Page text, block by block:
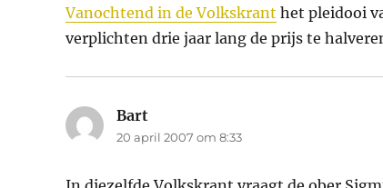
Vanochtend in de Volkskrant het pleidooi
verplichten drie jaar lang de prijs te
Bart
20 april 2007 om 8:33